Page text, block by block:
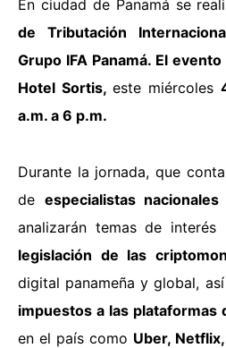
En ciudad de Panamá se
de Tributación
Grupo IFA Panamá. El
Hotel Sortis, este miércoles
a.m. a 6 p.m.
Durante la jornada, que
de especialistas
analizarán temas de
legislación de las
digital panameña y global,
impuestos a las plataformas
en el país como Uber,